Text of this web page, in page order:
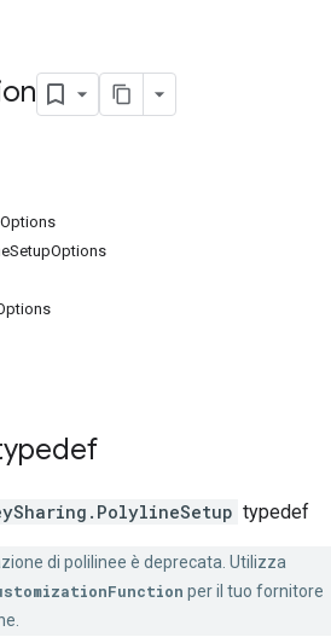
. PolylineSetup typedef
di polilinee è deprecata. Utilizza
per il tuo fornitore